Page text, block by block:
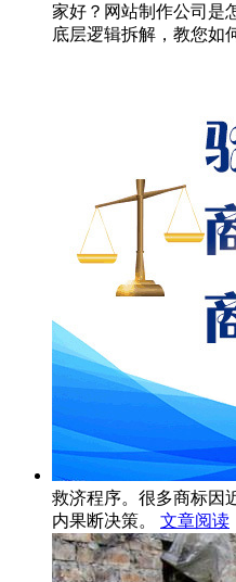
家好？网站制作公司是
底层逻辑拆解，教您如
救济程序。很多商标因
内果断决策。 文章阅读